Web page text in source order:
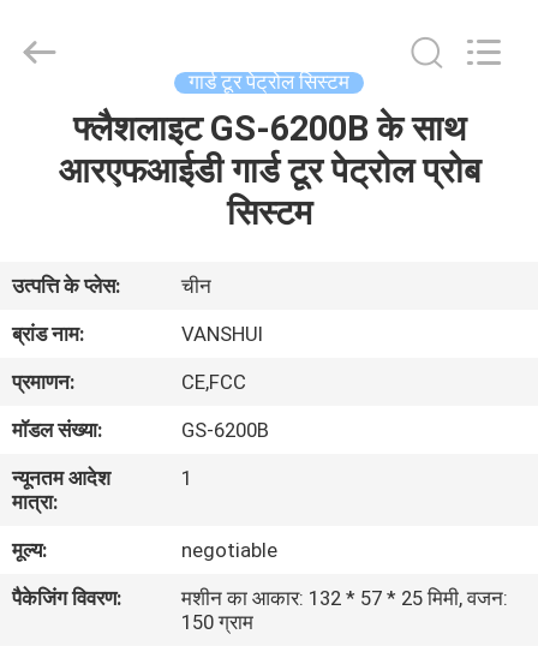
विडियो
बारे
में
कारखाने
का
दौरा
ENTERPRISE
COMPANY
गार्ड टूर पेट्रोल सिस्टम
फ्लैशलाइट GS-6200B के साथ
आरएफआईडी गार्ड टूर पेट्रोल प्रोब
सिस्टम
उत्पत्ति के प्लेस:
चीन
ब्रांड नाम:
VANSHUI
प्रमाणन:
CE,FCC
मॉडल संख्या:
GS-6200B
न्यूनतम आदेश
मात्रा:
1
मूल्य:
negotiable
पैकेजिंग विवरण:
मशीन का आकार: 132 * 57 * 25 मिमी, वजन:
150 ग्राम